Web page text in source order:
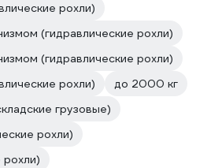
рохли)
(гидравлические рохли)
(гидравлические рохли)
рохли)
до 2000 кг
грузовые)
рохли)
рохли)